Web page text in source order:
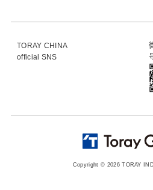
TORAY CHINA
official SNS
Copyright © 2026 TORAY